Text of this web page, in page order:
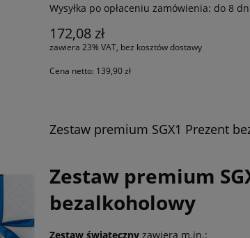
Wysyłka po opłaceniu zamówienia: do 8
172,08 zł
zawiera 23% VAT, bez kosztów dostawy
Cena netto: 139,90 zł
Zestaw premium SGX1 Prezent
Zestaw premium
bezalkoholowy
Zestaw świąteczny zawiera m.in.: